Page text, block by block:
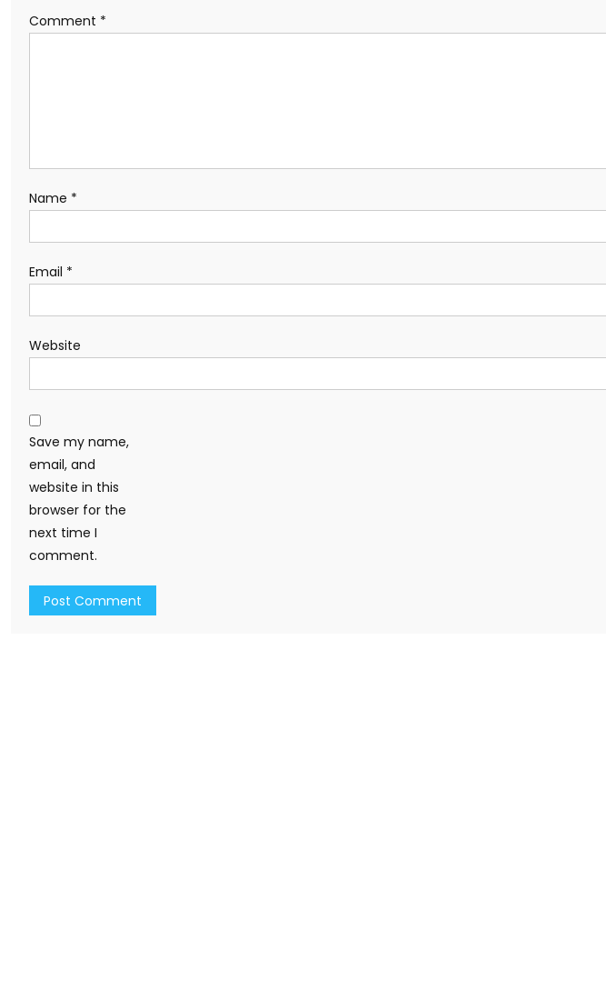
Comment *
Name *
Email *
Website
Save my name,
email, and
website in this
browser for the
next time I
comment.